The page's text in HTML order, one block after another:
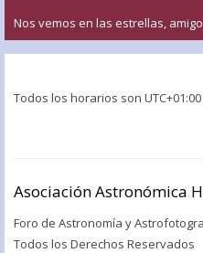
Nos vemos en las estrellas, amigo
Todos los horarios son UTC+01:00
Asociación Astronómica
Foro de Astronomía y
Todos los Derechos Reservados